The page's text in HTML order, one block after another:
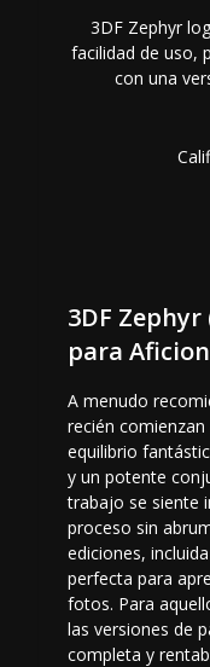
3DF Zephyr
facilidad de uso,
con una
3DF
para
A menudo
recién
equilibrio
y un potente
trabajo se siente
proceso sin
ediciones,
perfecta para
fotos. Para
las versiones de
completa y